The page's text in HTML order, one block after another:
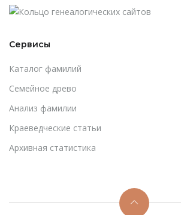
Сервисы
Каталог фамилий
Cемейное древо
Анализ фамилии
Краеведческие статьи
Архивная статистика